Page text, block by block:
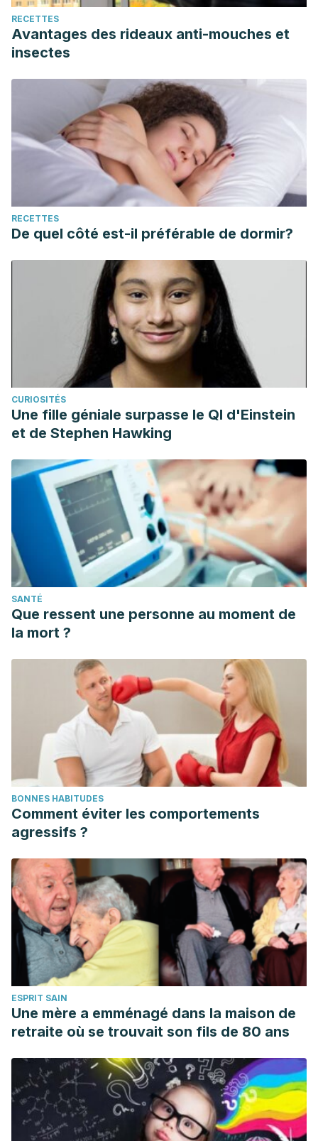
RECETTES
Avantages des rideaux anti-mouches et
insectes
RECETTES
De quel côté est-il préférable de dormir?
CURIOSITÉS
Une fille géniale surpasse le QI d'Einstein
et de Stephen Hawking
SANTÉ
Que ressent une personne au moment de
la mort ?
BONNES HABITUDES
Comment éviter les comportements
agressifs ?
ESPRIT SAIN
Une mère a emménagé dans la maison de
retraite où se trouvait son fils de 80 ans